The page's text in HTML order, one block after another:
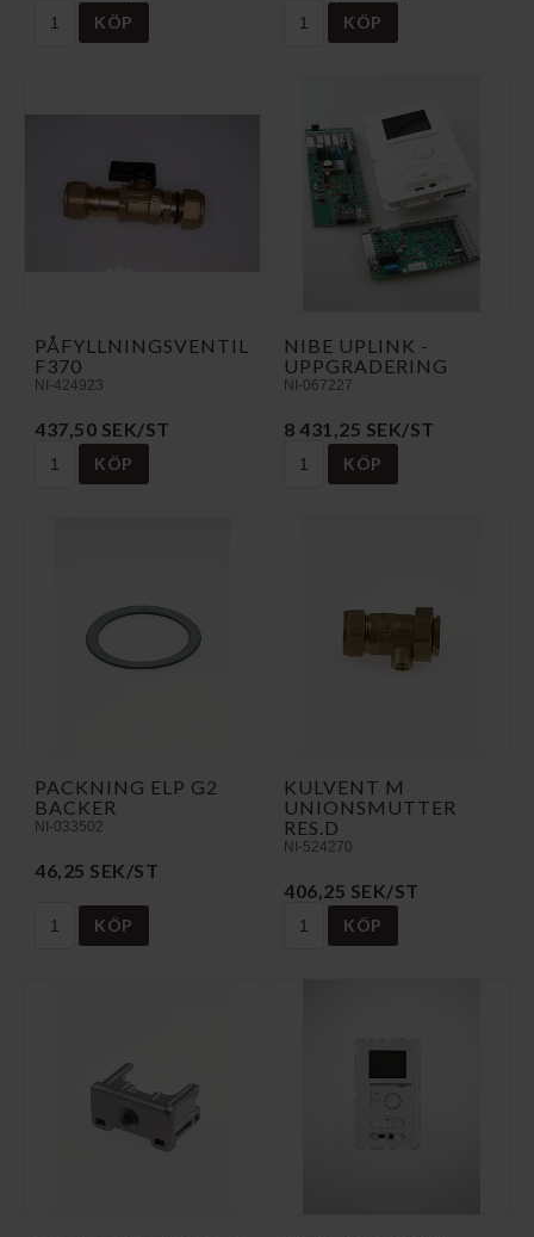
KÖP KÖP
PÅFYLLNINGSVENTIL
F370
NI-424923
437,50 SEK/ST
KÖP
NIBE UPLINK -
UPPGRADERING
NI-067227
8 431,25 SEK/ST
KÖP
PACKNING ELP G2
BACKER
NI-033502
46,25 SEK/ST
KÖP
KULVENT M
UNIONSMUTTER
RES.D
NI-524270
406,25 SEK/ST
KÖP